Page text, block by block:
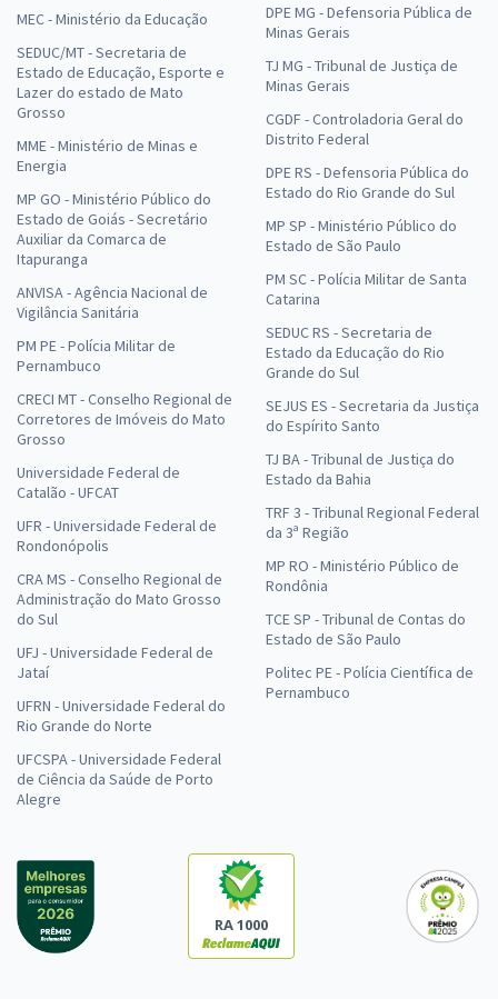
MEC - Ministério da Educação
SEDUC/MT - Secretaria de
Estado de Educação, Esporte e
Lazer do estado de Mato
Grosso
MME - Ministério de Minas e
Energia
MP GO - Ministério Público do
Estado de Goiás - Secretário
Auxiliar da Comarca de
Itapuranga
ANVISA - Agência Nacional de
Vigilância Sanitária
PM PE - Polícia Militar de
Pernambuco
CRECI MT - Conselho Regional de
Corretores de Imóveis do Mato
Grosso
Universidade Federal de
Catalão - UFCAT
UFR - Universidade Federal de
Rondonópolis
CRA MS - Conselho Regional de
Administração do Mato Grosso
do Sul
UFJ - Universidade Federal de
Jataí
UFRN - Universidade Federal do
Rio Grande do Norte
UFCSPA - Universidade Federal
de Ciência da Saúde de Porto
Alegre
DPE MG - Defensoria Pública de
Minas Gerais
TJ MG - Tribunal de Justiça de
Minas Gerais
CGDF - Controladoria Geral do
Distrito Federal
DPE RS - Defensoria Pública do
Estado do Rio Grande do Sul
MP SP - Ministério Público do
Estado de São Paulo
PM SC - Polícia Militar de Santa
Catarina
SEDUC RS - Secretaria de
Estado da Educação do Rio
Grande do Sul
SEJUS ES - Secretaria da Justiça
do Espírito Santo
TJ BA - Tribunal de Justiça do
Estado da Bahia
TRF 3 - Tribunal Regional Federal
da 3ª Região
MP RO - Ministério Público de
Rondônia
TCE SP - Tribunal de Contas do
Estado de São Paulo
Politec PE - Polícia Científica de
Pernambuco
RA 1000